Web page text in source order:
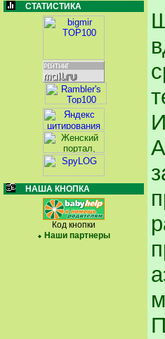
СТАТИСТИКА
НАША КНОПКА
Код кнопки
Наши партнеры